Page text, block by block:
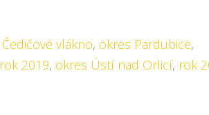
Čedičové vlákno, okres Pardubice,
rok 2019, okres Ústí nad Orlicí, rok